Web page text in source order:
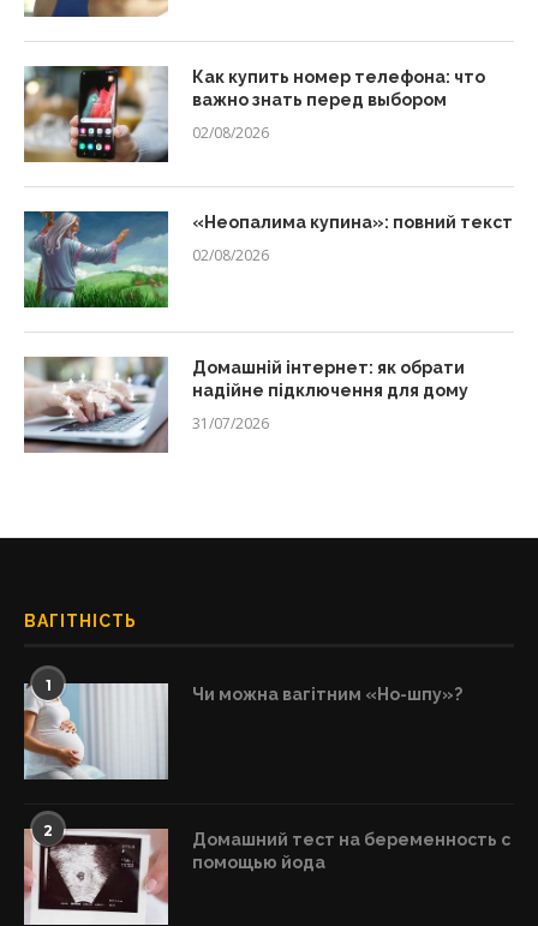
Как купить номер телефона: что
важно знать перед выбором
02/08/2026
«Неопалима купина»: повний текст
02/08/2026
Домашній інтернет: як обрати
надійне підключення для дому
31/07/2026
ВАГІТНІСТЬ
1 Чи можна вагітним «Но-шпу»?
2
Домашний тест на беременность с
помощью йода